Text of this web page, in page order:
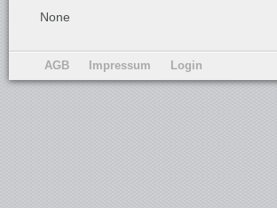
None
AGB Impressum Login